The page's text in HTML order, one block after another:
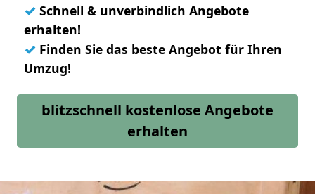
✓ Schnell & unverbindlich Angebote
erhalten!
✓ Finden Sie das beste Angebot für Ihren
Umzug!
blitzschnell kostenlose Angebote
erhalten